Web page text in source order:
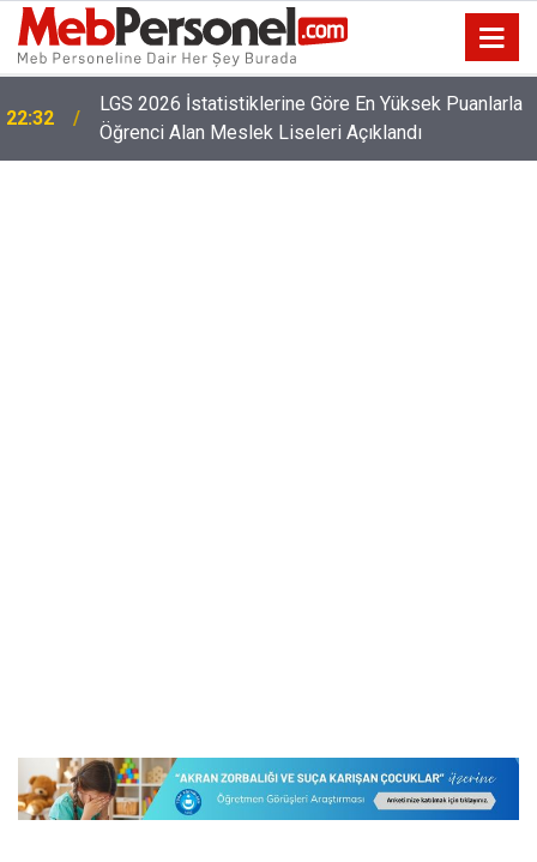
22:32
LGS 2026 İstatistiklerine Göre En Yüksek Puanlarla
Öğrenci Alan Meslek Liseleri Açıklandı